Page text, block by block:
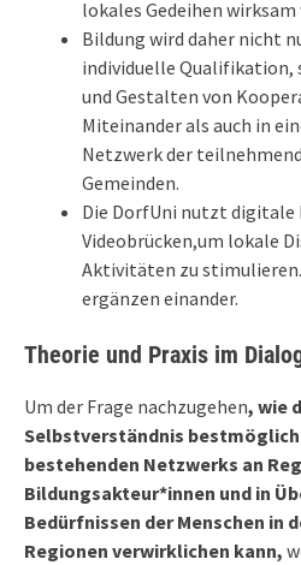
lokales Gedeihen wirksam
Bildung wird daher nicht
individuelle Qualifikation,
und Gestalten von
Miteinander als auch in
Netzwerk der
Gemeinden.
Die DorfUni nutzt digitale
Videobrücken,um lokale
Aktivitäten zu
ergänzen einander.
Theorie und Praxis im
Um der Frage nachzugehen, wie
Selbstverständnis
bestehenden Netzwerks an
Bildungsakteur*innen und in
Bedürfnissen der Menschen in
Regionen verwirklichen kann,